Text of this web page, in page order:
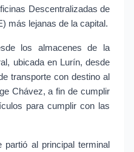
Descentralizadas de
más lejanas de la capital.
los almacenes de la
ubicada en Lurín, desde
transporte con destino al
Chávez, a fin de cumplir
para cumplir con las
al principal terminal